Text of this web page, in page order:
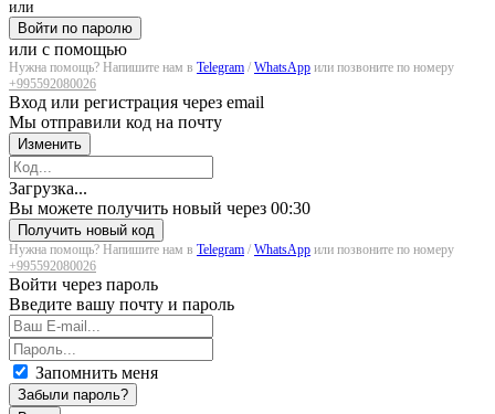
или
Войти по паролю
или с помощью
Нужна помощь? Напишите нам в Telegram / WhatsApp или позвоните по номеру
+995592080026
Вход или регистрация через email
Мы отправили код на почту
Изменить
Загрузка...
Вы можете получить новый через 00:30
Получить новый код
Нужна помощь? Напишите нам в Telegram / WhatsApp или позвоните по номеру
+995592080026
Войти через пароль
Введите вашу почту и пароль
Запомнить меня
Забыли пароль?